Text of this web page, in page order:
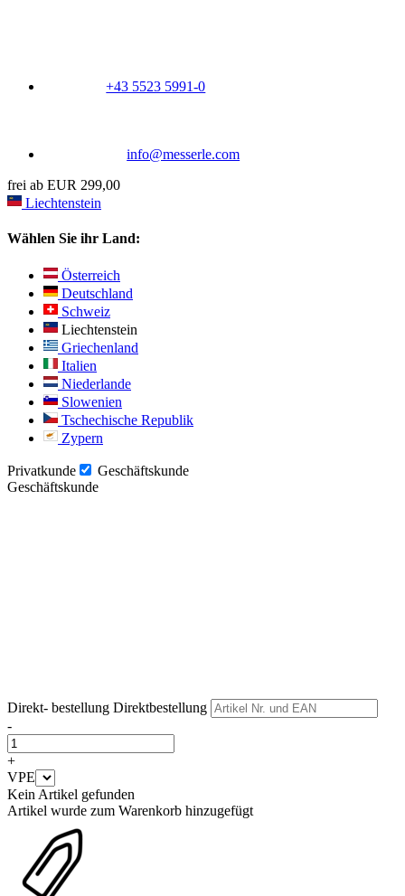
+43 5523 5991-0
info@messerle.com
frei ab EUR 299,00
Liechtenstein
Wählen Sie ihr Land:
Österreich
Deutschland
Schweiz
Liechtenstein
Griechenland
Italien
Niederlande
Slowenien
Tschechische Republik
Zypern
Privatkunde
Geschäftskunde
Geschäftskunde
Direkt- bestellung Direktbestellung
-
+
VPE
Kein Artikel gefunden
Artikel wurde zum Warenkorb hinzugefügt